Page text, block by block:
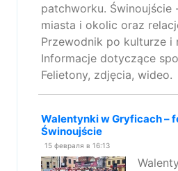
patchworku. Świnoujście
miasta i okolic oraz
Przewodnik po kulturze i
Informacje dotyczące
Felietony, zdjęcia, wideo.
Walentynki w Gryficach –
Świnoujście
15 февраля в 16:13